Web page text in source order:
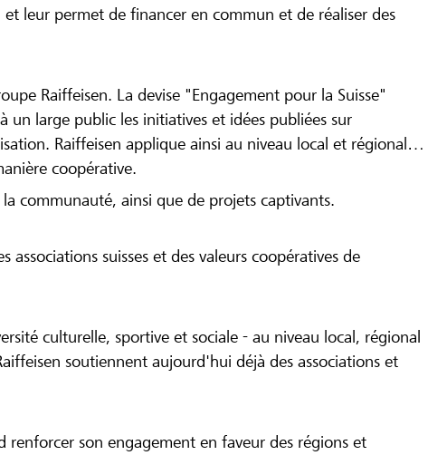
leur permet de financer en commun et de réaliser des
Raiffeisen. La devise "Engagement pour la Suisse"
un large public les initiatives et idées publiées sur
Raiffeisen applique ainsi au niveau local et régional
coopérative.
communauté, ainsi que de projets captivants.
suisses et des valeurs coopératives de
culturelle, sportive et sociale - au niveau local, régional
soutiennent aujourd'hui déjà des associations et
renforcer son engagement en faveur des régions et